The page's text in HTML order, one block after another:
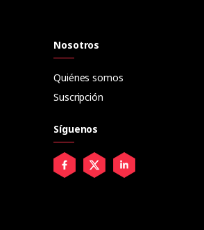
Nosotros
Quiénes somos
Suscripción
Síguenos